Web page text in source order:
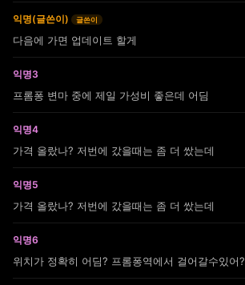
익명(글쓴이) 글쓴이
다음에 가면 업데이트 할게
익명3
프롬퐁 변마 중에 제일 가성비 좋은데 어딤
익명4
가격 올랐나? 저번에 갔을때는 좀 더 쌌는데
익명5
가격 올랐나? 저번에 갔을때는 좀 더 쌌는데
익명6
위치가 정확히 어딤? 프롬퐁역에서 걸어갈수있어?